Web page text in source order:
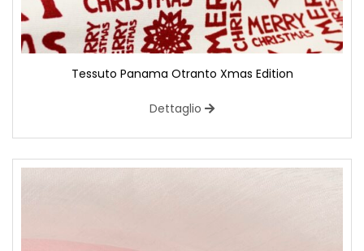
Tessuto Panama Otranto Xmas Edition
Dettaglio